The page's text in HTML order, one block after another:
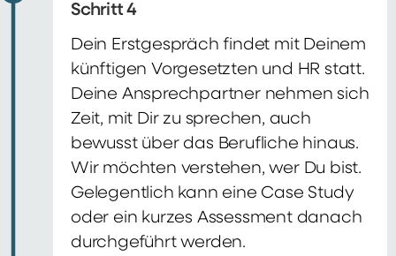
Schritt 4
Dein Erstgespräch findet mit Deinem
künftigen Vorgesetzten und HR statt.
Deine Ansprechpartner nehmen sich
Zeit, mit Dir zu sprechen, auch
bewusst über das Berufliche hinaus.
Wir möchten verstehen, wer Du bist.
Gelegentlich kann eine Case Study
oder ein kurzes Assessment danach
durchgeführt werden.